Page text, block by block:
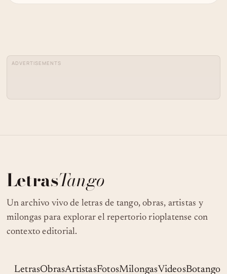
ADVERTISEMENTS
LetrasTango
Un archivo vivo de letras de tango, obras, artistas y
milongas para explorar el repertorio rioplatense con
contexto editorial.
LetrasObrasArtistasFotosMilongasVideosBotango